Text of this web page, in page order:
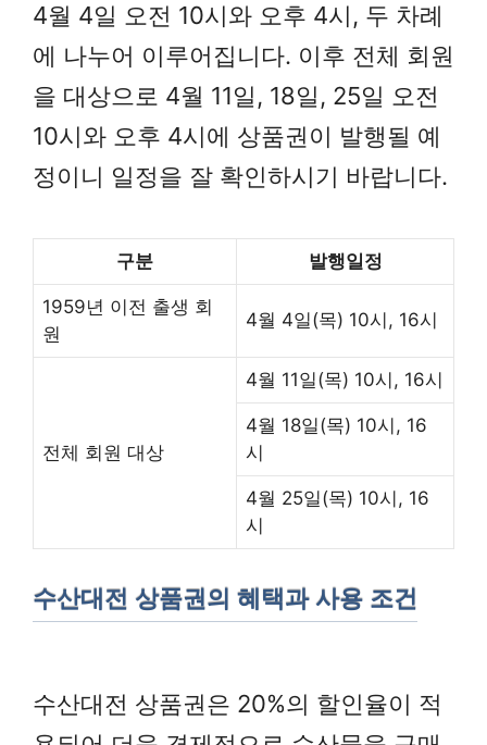
4월 4일 오전 10시와 오후 4시, 두 차례
에 나누어 이루어집니다. 이후 전체 회원
을 대상으로 4월 11일, 18일, 25일 오전
10시와 오후 4시에 상품권이 발행될 예
정이니 일정을 잘 확인하시기 바랍니다.
구분 발행일정
1959년 이전 출생 회
원
4월 4일(목) 10시, 16시
전체 회원 대상
4월 11일(목) 10시, 16시
4월 18일(목) 10시, 16
시
4월 25일(목) 10시, 16
시
수산대전 상품권의 혜택과 사용 조건
수산대전 상품권은 20%의 할인율이 적